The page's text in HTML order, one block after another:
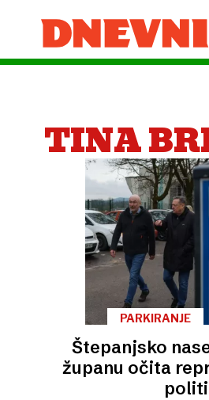
TINA
PARKIRANJE
Štepanjsko
županu očita